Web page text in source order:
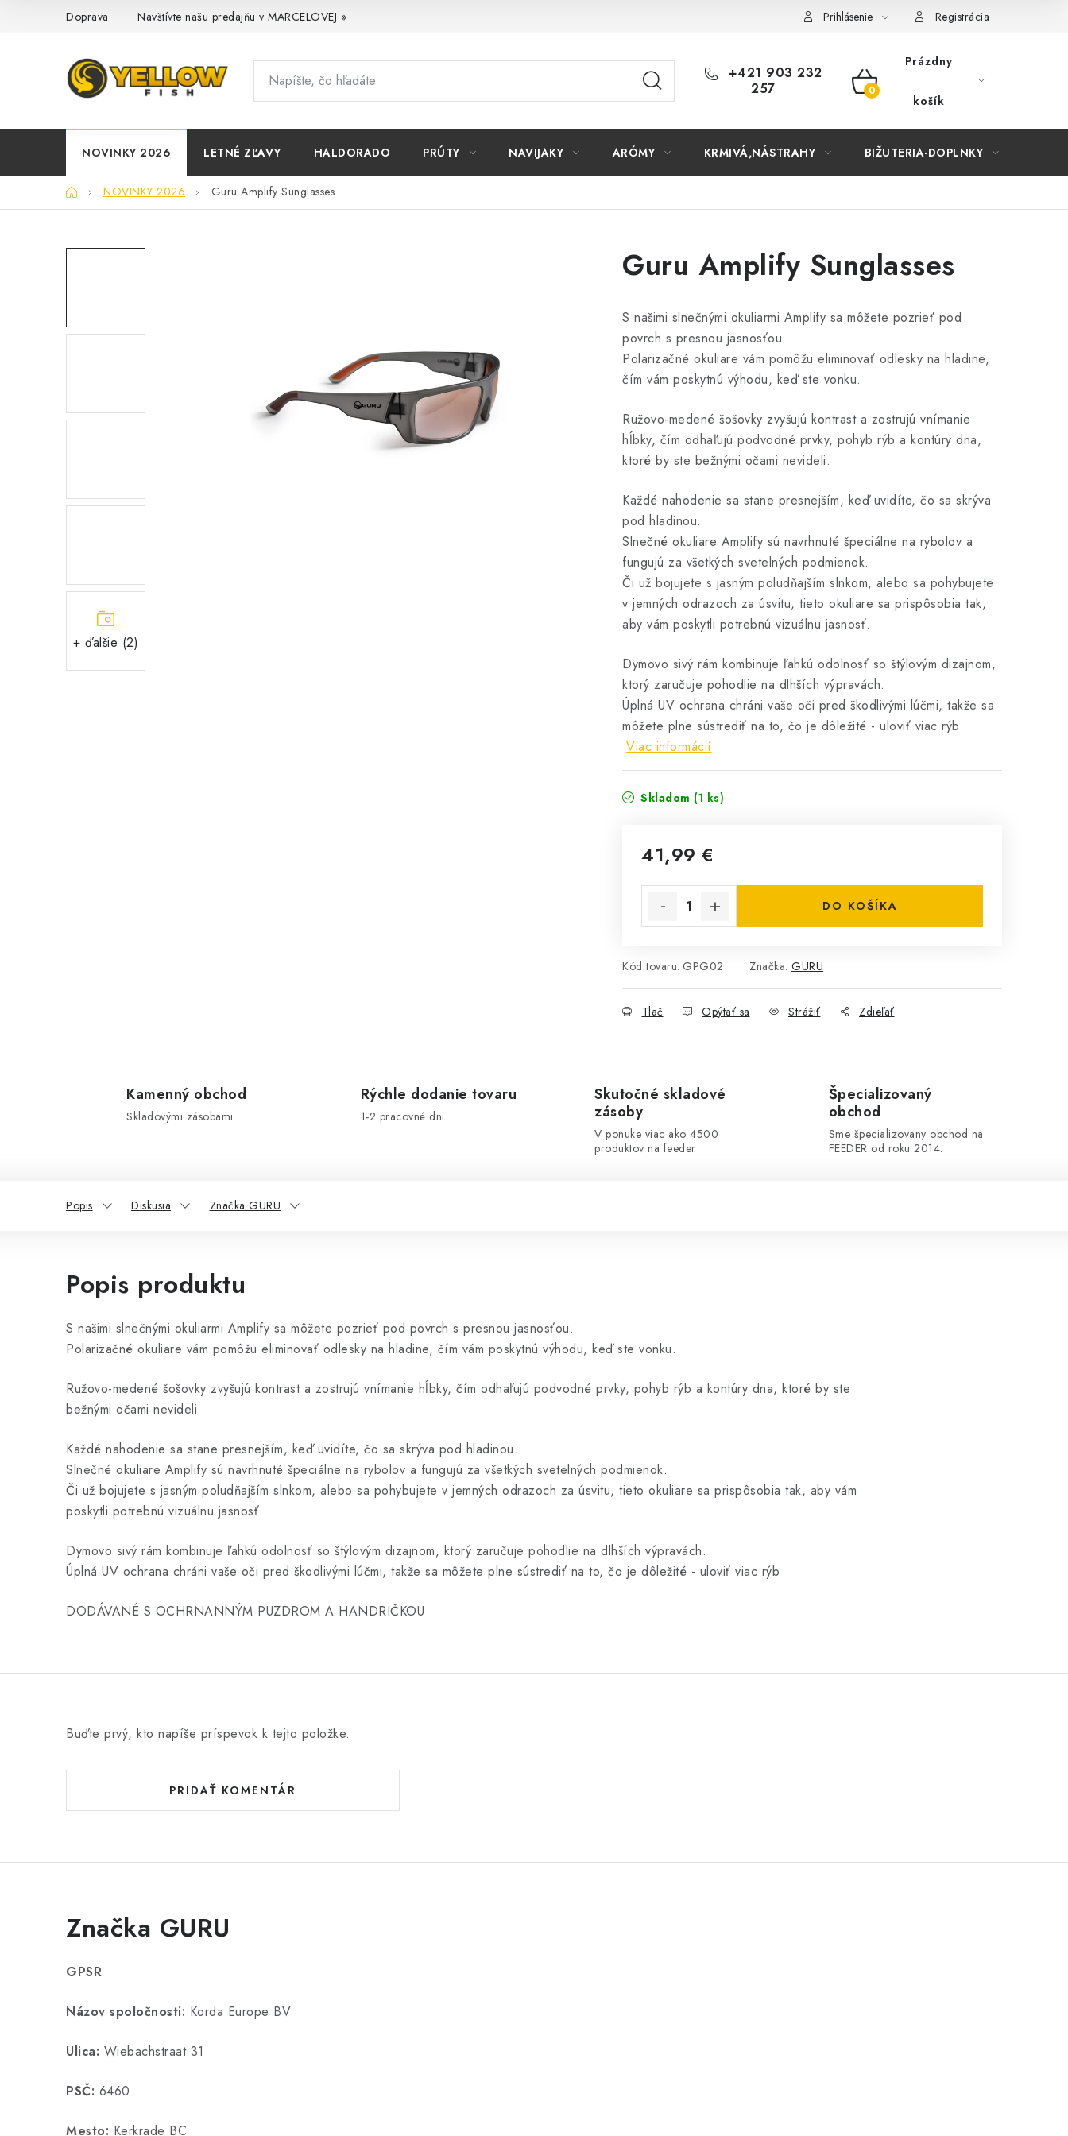
Doprava Navštívte našu predajňu v MARCELOVEJ » Prihlásenie Registrácia
+421 903 232
257
NÁKUPNÝ
Prázdny
košík
NOVINKY 2026 LETNÉ ZĽAVY HALDORADO PRÚTY NAVIJAKY ARÓMY KRMIVÁ,NÁSTRAHY BIŽUTERIA-DOPLNKY
DomovNOVINKY 2026 Guru Amplify Sunglasses
+ ďalšie (2)
Guru Amplify Sunglasses
S našimi slnečnými okuliarmi Amplify sa môžete pozrieť pod
povrch s presnou jasnosťou.
Polarizačné okuliare vám pomôžu eliminovať odlesky na hladine,
čím vám poskytnú výhodu, keď ste vonku.
Ružovo-medené šošovky zvyšujú kontrast a zostrujú vnímanie
hĺbky, čím odhaľujú podvodné prvky, pohyb rýb a kontúry dna,
ktoré by ste bežnými očami nevideli.
Každé nahodenie sa stane presnejším, keď uvidíte, čo sa skrýva
pod hladinou.
Slnečné okuliare Amplify sú navrhnuté špeciálne na rybolov a
fungujú za všetkých svetelných podmienok.
Či už bojujete s jasným poludňajším slnkom, alebo sa pohybujete
v jemných odrazoch za úsvitu, tieto okuliare sa prispôsobia tak,
aby vám poskytli potrebnú vizuálnu jasnosť.
Dymovo sivý rám kombinuje ľahkú odolnosť so štýlovým dizajnom,
ktorý zaručuje pohodlie na dlhších výpravách.
Úplná UV ochrana chráni vaše oči pred škodlivými lúčmi, takže sa
môžete plne sústrediť na to, čo je dôležité - uloviť viac rýb
Viac informácií
Skladom (1 ks)
41,99 €
DO KOŠÍKA
Kód tovaru: GPG02 Značka: GURU
Tlač Opýtať sa Strážiť Zdieľať
Kamenný obchod
Skladovými zásobami
Rýchle dodanie tovaru
1-2 pracovné dni
Skutočné skladové
zásoby
V ponuke viac ako 4500
produktov na feeder
Špecializovaný
obchod
Sme špecializovany obchod na
FEEDER od roku 2014.
Popis Diskusia Značka GURU
Popis produktu
S našimi slnečnými okuliarmi Amplify sa môžete pozrieť pod povrch s presnou jasnosťou.
Polarizačné okuliare vám pomôžu eliminovať odlesky na hladine, čím vám poskytnú výhodu, keď ste vonku.
Ružovo-medené šošovky zvyšujú kontrast a zostrujú vnímanie hĺbky, čím odhaľujú podvodné prvky, pohyb rýb a kontúry dna, ktoré by ste
bežnými očami nevideli.
Každé nahodenie sa stane presnejším, keď uvidíte, čo sa skrýva pod hladinou.
Slnečné okuliare Amplify sú navrhnuté špeciálne na rybolov a fungujú za všetkých svetelných podmienok.
Či už bojujete s jasným poludňajším slnkom, alebo sa pohybujete v jemných odrazoch za úsvitu, tieto okuliare sa prispôsobia tak, aby vám
poskytli potrebnú vizuálnu jasnosť.
Dymovo sivý rám kombinuje ľahkú odolnosť so štýlovým dizajnom, ktorý zaručuje pohodlie na dlhších výpravách.
Úplná UV ochrana chráni vaše oči pred škodlivými lúčmi, takže sa môžete plne sústrediť na to, čo je dôležité - uloviť viac rýb
DODÁVANÉ S OCHRNANNÝM PUZDROM A HANDRIČKOU
Buďte prvý, kto napíše príspevok k tejto položke.
PRIDAŤ KOMENTÁR
Značka GURU
GPSR
Názov spoločnosti: Korda Europe BV
Ulica: Wiebachstraat 31
PSČ: 6460
Mesto: Kerkrade BC